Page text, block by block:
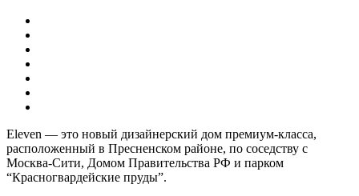
Eleven — это новый дизайнерский дом премиум-класса,
расположенный в Пресненском районе, по соседству с
Москва-Сити, Домом Правительства РФ и парком
“Красногвардейские пруды”.